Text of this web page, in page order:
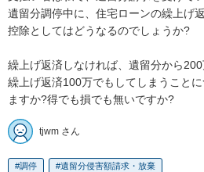
遺留分調停中に、住宅ローンの繰上げ
控除としてはどうなるのでしょうか?
繰上げ返済しなければ、遺留分から200
繰上げ返済100万でもしてしまうこと
ますか?得でも損でも無いですか?
tjwm さん
調停 遺留分侵害額請求・放棄